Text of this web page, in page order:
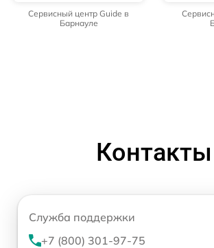
Сервисный центр Guide в
Барнауле
Контакты
Служба поддержки
+7 (800) 301-97-75